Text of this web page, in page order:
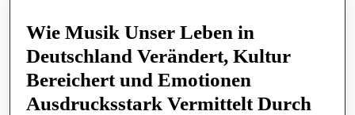
Wie Musik Unser Leben in
Deutschland Verändert, Kultur
Bereichert und Emotionen
Ausdrucksstark Vermittelt Durch